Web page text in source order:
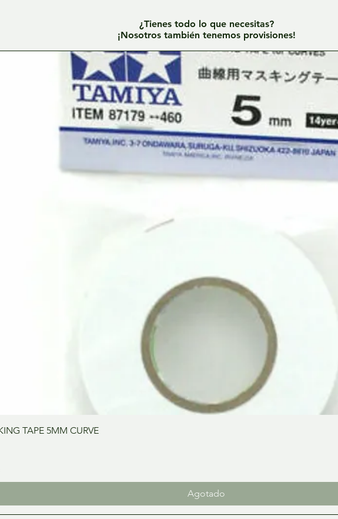
¿Tienes todo lo que necesitas?
¡Nosotros también tenemos provisiones!
TAPE 5MM CURVE
Agotado